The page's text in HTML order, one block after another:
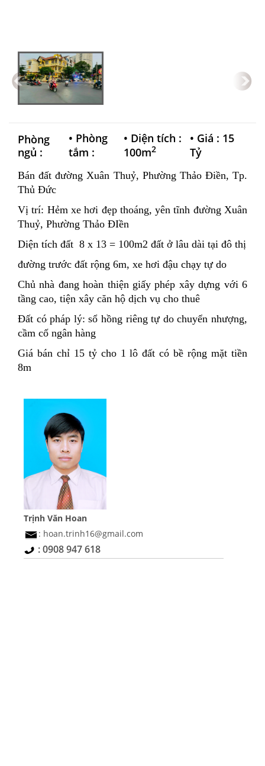
Phòng
ngủ :
• Phòng
tắm :
• Diện tích :
100m2
• Giá : 15
Tỷ
Bán đất đường Xuân Thuỷ, Phường Thảo Điền, Tp.
Thủ Đức
Vị trí: Hẻm xe hơi đẹp thoáng, yên tĩnh đường Xuân
Thuỷ, Phường Thảo ĐIền
Diện tích đất 8 x 13 = 100m2 đất ở lâu dài tại đô thị
đường trước đất rộng 6m, xe hơi đậu chạy tự do
Chủ nhà đang hoàn thiện giấy phép xây dựng với 6
tầng cao, tiện xây căn hộ dịch vụ cho thuê
Đất có pháp lý: sổ hồng riêng tự do chuyển nhượng,
cầm cố ngân hàng
Giá bán chỉ 15 tỷ cho 1 lô đất có bề rộng mặt tiền
8m
Trịnh Văn Hoan
: hoan.trinh16@gmail.com
: 0908 947 618